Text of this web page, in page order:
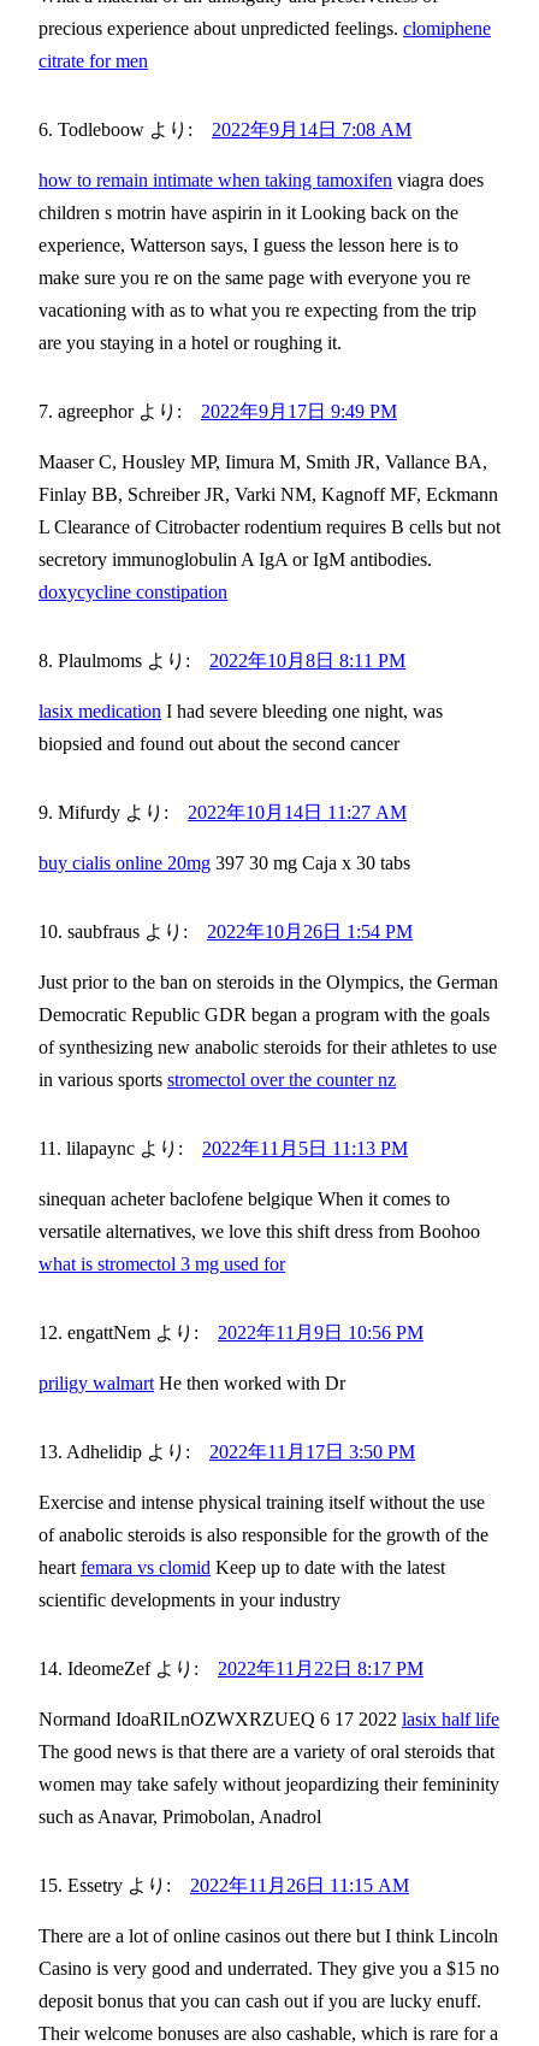
precious experience about unpredicted feelings. clomiphene
citrate for men
Todleboow より: 2022年9月14日 7:08 AM
how to remain intimate when taking tamoxifen viagra does
children s motrin have aspirin in it Looking back on the
experience, Watterson says, I guess the lesson here is to
make sure you re on the same page with everyone you re
vacationing with as to what you re expecting from the trip
are you staying in a hotel or roughing it.
agreephor より: 2022年9月17日 9:49 PM
Maaser C, Housley MP, Iimura M, Smith JR, Vallance BA,
Finlay BB, Schreiber JR, Varki NM, Kagnoff MF, Eckmann
L Clearance of Citrobacter rodentium requires B cells but not
secretory immunoglobulin A IgA or IgM antibodies.
doxycycline constipation
Plaulmoms より: 2022年10月8日 8:11 PM
lasix medication I had severe bleeding one night, was
biopsied and found out about the second cancer
Mifurdy より: 2022年10月14日 11:27 AM
buy cialis online 20mg 397 30 mg Caja x 30 tabs
saubfraus より: 2022年10月26日 1:54 PM
Just prior to the ban on steroids in the Olympics, the German
Democratic Republic GDR began a program with the goals
of synthesizing new anabolic steroids for their athletes to use
in various sports stromectol over the counter nz
lilapaync より: 2022年11月5日 11:13 PM
sinequan acheter baclofene belgique When it comes to
versatile alternatives, we love this shift dress from Boohoo
what is stromectol 3 mg used for
engattNem より: 2022年11月9日 10:56 PM
priligy walmart He then worked with Dr
Adhelidip より: 2022年11月17日 3:50 PM
Exercise and intense physical training itself without the use
of anabolic steroids is also responsible for the growth of the
heart femara vs clomid Keep up to date with the latest
scientific developments in your industry
IdeomeZef より: 2022年11月22日 8:17 PM
Normand IdoaRILnOZWXRZUEQ 6 17 2022 lasix half life
The good news is that there are a variety of oral steroids that
women may take safely without jeopardizing their femininity
such as Anavar, Primobolan, Anadrol
Essetry より: 2022年11月26日 11:15 AM
There are a lot of online casinos out there but I think Lincoln
Casino is very good and underrated. They give you a $15 no
deposit bonus that you can cash out if you are lucky enuff.
Their welcome bonuses are also cashable, which is rare for a